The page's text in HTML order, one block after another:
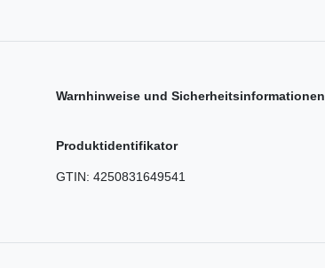
Warnhinweise und Sicherheitsinformationen
Produktidentifikator
GTIN: 4250831649541